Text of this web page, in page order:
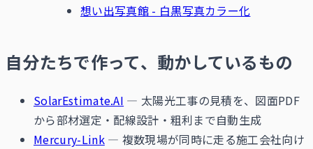
想い出写真館 - 白黒写真カラー化
自分たちで作って、動かしているもの
SolarEstimate.AI — 太陽光工事の見積を、図面PDF
から部材選定・配線設計・粗利まで自動生成
Mercury-Link — 複数現場が同時に走る施工会社向け